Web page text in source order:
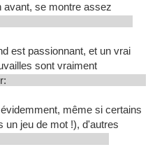
avant, se montre assez
est passionnant, et un vrai
sont vraiment
même si certains
un jeu de mot !), d'autres